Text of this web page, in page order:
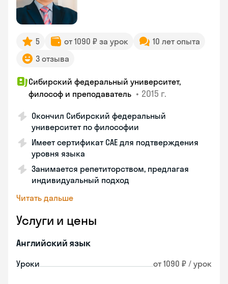
5 от 1090 ₽ за урок
10 лет опыта
3 отзыва
Сибирский федеральный университет,
философ и преподаватель • 2015 г.
Окончил Сибирский федеральный
университет по философии
Имеет сертификат CAE для подтверждения
уровня языка
Занимается репетиторством, предлагая
индивидуальный подход
Читать дальше
Услуги и цены
Английский язык
Уроки от 1090 ₽ / урок